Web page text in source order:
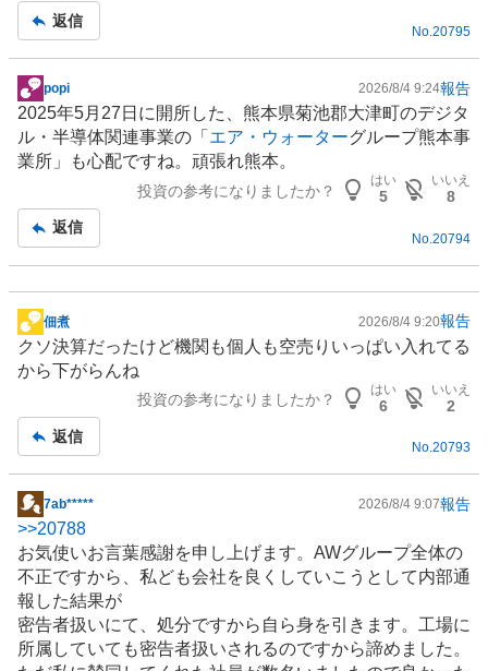
返信
No.20795
掲
示
板
記
popi 2026/8/4 9:24報告
2025年5月27日に開所した、熊本県菊池郡大津町のデジタ
ル・ 半導体関連事業の「 エア・ウォーターグループ熊本事
業所」も心配ですね。頑張れ熊本。
投資の参考になりましたか？
はい
5
いいえ
8
返信
No. 20794
掲
示
板
佃煮 2026/8/4 9:20報告
クソ決算だったけど機関も個人も空売りいっぱい入れてる
から下がらんね
投資の参考になりましたか？
はい
6
いいえ
2
返信
No.20793
掲
示
板
記
事
7ab***** 2026/8/4 9:07報告
>>20788
お気使いお言葉感謝を申し上げます。AWグループ全体の
不正ですから、私ども会社を良くしていこうとして内部通
報した結果が
密告者扱いにて、処分ですから自ら身を引きます。工場に
所属していても密告者扱いされるのですから諦めました。